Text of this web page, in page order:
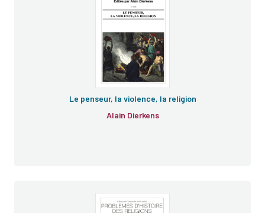
Le penseur, la violence, la religion
Alain Dierkens